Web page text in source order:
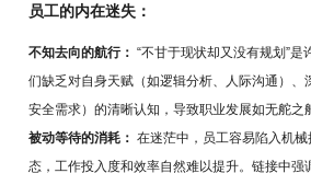
员工的内在迷失：
不知去向的航行： “不甘于现状却又没有规划”
们缺乏对自身天赋（如逻辑分析、人际沟通）、
安全需求）的清晰认知，导致职业发展如无舵之
被动等待的消耗： 在迷茫中，员工容易陷入机
态，工作投入度和效率自然难以提升。链接中强